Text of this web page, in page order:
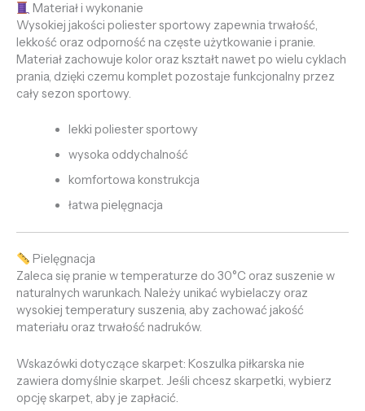
Materiał i wykonanie
Wysokiej jakości poliester sportowy zapewnia trwałość,
lekkość oraz odporność na częste użytkowanie i pranie.
Materiał zachowuje kolor oraz kształt nawet po wielu cyklach
prania, dzięki czemu komplet pozostaje funkcjonalny przez
cały sezon sportowy.
lekki poliester sportowy
wysoka oddychalność
komfortowa konstrukcja
łatwa pielęgnacja
Pielęgnacja
Zaleca się pranie w temperaturze do 30°C oraz suszenie w
naturalnych warunkach. Należy unikać wybielaczy oraz
wysokiej temperatury suszenia, aby zachować jakość
materiału oraz trwałość nadruków.
Wskazówki dotyczące skarpet: Koszulka piłkarska nie
zawiera domyślnie skarpet. Jeśli chcesz skarpetki, wybierz
opcję skarpet, aby je zapłacić.